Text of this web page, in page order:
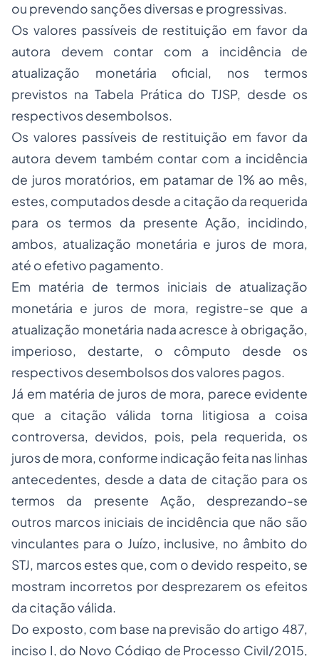
ou prevendo sanções diversas e progressivas.
Os valores passíveis de restituição em favor da
autora devem contar com a incidência de
atualização monetária oficial, nos termos
previstos na Tabela Prática do TJSP, desde os
respectivos desembolsos.
Os valores passíveis de restituição em favor da
autora devem também contar com a incidência
de juros moratórios, em patamar de 1% ao mês,
estes, computados desde a citação da requerida
para os termos da presente Ação, incidindo,
ambos, atualização monetária e juros de mora,
até o efetivo pagamento.
Em matéria de termos iniciais de atualização
monetária e juros de mora, registre-se que a
atualização monetária nada acresce à obrigação,
imperioso, destarte, o cômputo desde os
respectivos desembolsos dos valores pagos.
Já em matéria de juros de mora, parece evidente
que a citação válida torna litigiosa a coisa
controversa, devidos, pois, pela requerida, os
juros de mora, conforme indicação feita nas linhas
antecedentes, desde a data de citação para os
termos da presente Ação, desprezando-se
outros marcos iniciais de incidência que não são
vinculantes para o Juízo, inclusive, no âmbito do
STJ, marcos estes que, com o devido respeito, se
mostram incorretos por desprezarem os efeitos
da citação válida.
Do exposto, com base na previsão do artigo 487,
inciso I, do Novo Código de Processo Civil/2015,